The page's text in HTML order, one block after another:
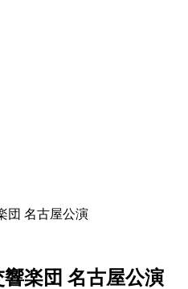
楽団 名古屋公演